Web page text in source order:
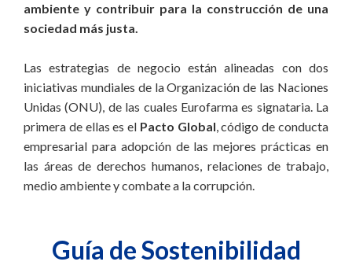
ambiente y contribuir para la construcción de una
sociedad más justa.
Las estrategias de negocio están alineadas con dos
iniciativas mundiales de la Organización de las Naciones
Unidas (ONU), de las cuales Eurofarma es signataria. La
primera de ellas es el Pacto Global, código de conducta
empresarial para adopción de las mejores prácticas en
las áreas de derechos humanos, relaciones de trabajo,
medio ambiente y combate a la corrupción.
Guía de Sostenibilidad